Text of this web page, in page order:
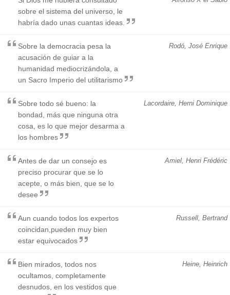
sobre el sistema del universo, le
habría dado unas cuantas ideas.
Rodó, José Enrique
Sobre la democracia pesa la
acusación de guiar a la
humanidad mediocrizándola, a
un Sacro Imperio del utilitarismo
Lacordaire, Herni Dominique
Sobre todo sé bueno: la
bondad, más que ninguna otra
cosa, es lo que mejor desarma a
los hombres
Amiel, Henri Frédéric
Antes de dar un consejo es
preciso procurar que se lo
acepte, o más bien, que se lo
desee
Russell, Bertrand
Aun cuando todos los expertos
coincidan,pueden muy bien
estar equivocados
Heine, Heinrich
Bien mirados, todos nos
ocultamos, completamente
desnudos, en los vestidos que